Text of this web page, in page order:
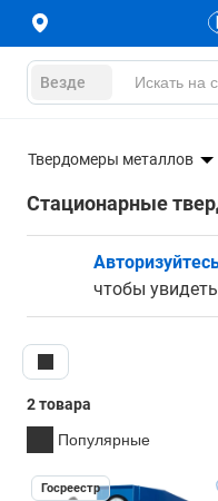
Везде
Твердомеры металлов
Стационарные
чтобы
2 товара
Популярные
Госреестр